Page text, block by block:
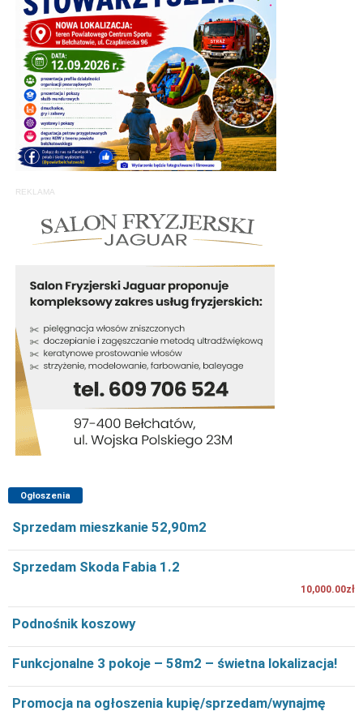
REKLAMA
Ogłoszenia
Sprzedam mieszkanie 52,90m2
Sprzedam Skoda Fabia 1.2
10,000.00zł
Podnośnik koszowy
Funkcjonalne 3 pokoje – 58m2 – świetna lokalizacja!
Promocja na ogłoszenia kupię/sprzedam/wynajmę